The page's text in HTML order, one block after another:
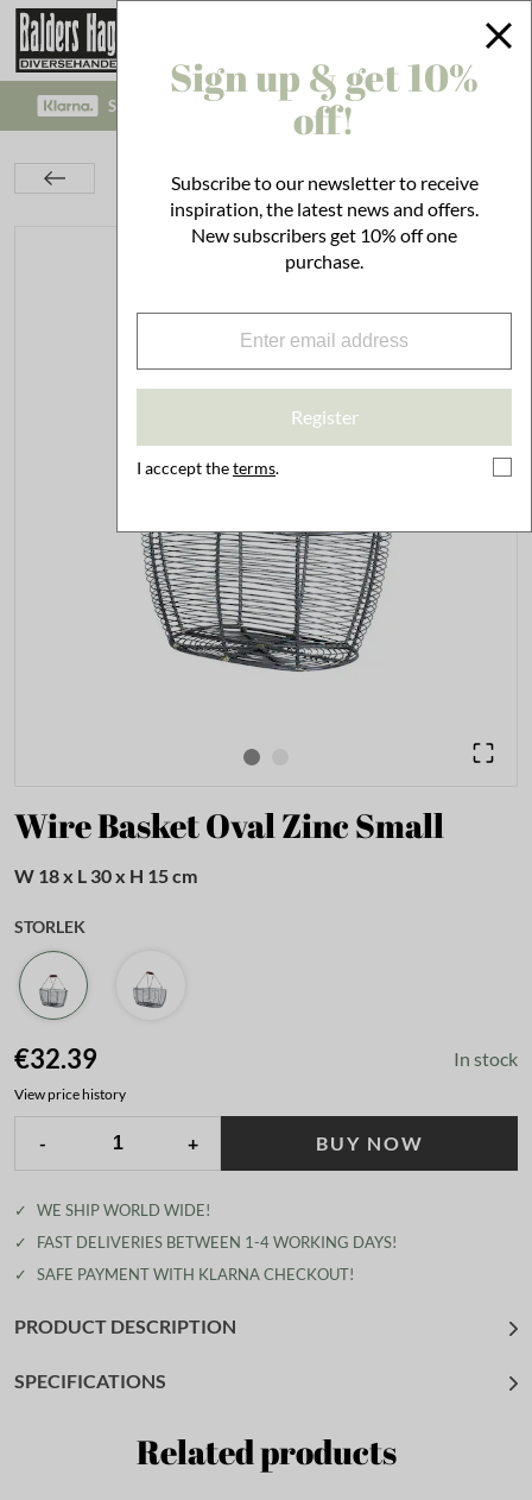
SAFE PAYMENT WITH KLARNA CHECKOUT!
Wire Basket Oval Zinc Small
Wire Basket Oval Zinc Small
W 18 x L 30 x H 15 cm
STORLEK
€32.39 In stock
View price history
- + BUY NOW
✓
WE SHIP WORLD WIDE!
✓
FAST DELIVERIES BETWEEN 1-4 WORKING DAYS!
✓
SAFE PAYMENT WITH KLARNA CHECKOUT!
PRODUCT DESCRIPTION
SPECIFICATIONS
Related products
Sign up & get 10%
off!
Subscribe to our newsletter to receive
inspiration, the latest news and offers.
New subscribers get 10% off one
purchase.
Register
I acccept theterms.